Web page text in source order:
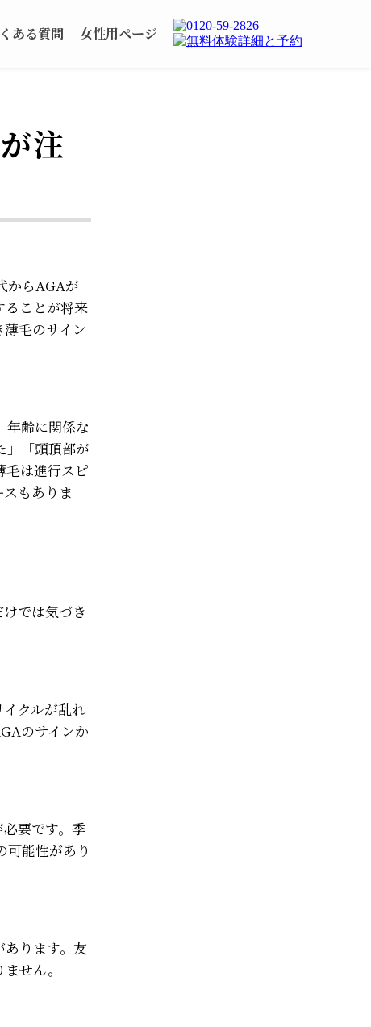
ある質問 女性用ページ
注
からAGAが
ることが将来
毛のサイン
年齢に関係な
」「頭頂部が
毛は進行スピ
もありま
では気づき
クルが乱れ
のサインか
要です。季
可能性があり
ります。友
せん。